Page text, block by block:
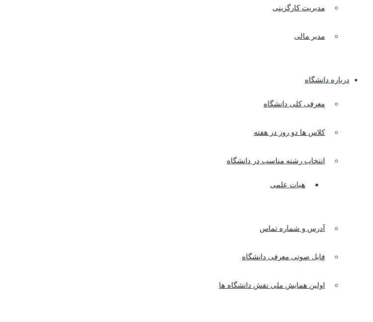
مدیریت کارگزینی
مدیر مالی
درباره دانشگاه
معرفی کلی دانشگاه
کلاس ها دو روز در هفته
انتخاب رشته مناسب در دانشگاه
هیات علمی
آدرس و شماره تماس
فایل صوتی معرفی دانشگاه
اولین همایش ملی نقش دانشگاه ها